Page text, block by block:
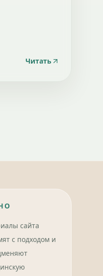
Читать
сайта
с подходом и